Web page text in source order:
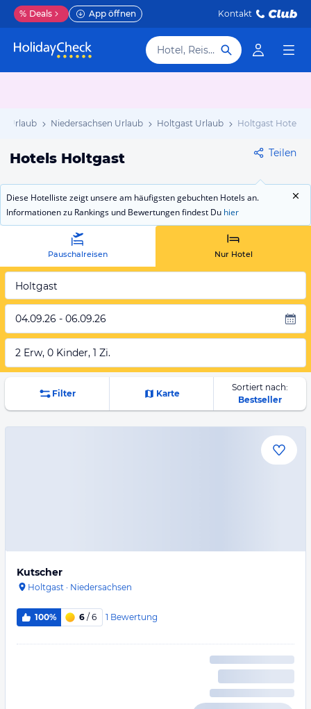
% Deals App öffnen Kontakt
Hotel, Reiseziel
Urlaub Niedersachsen Urlaub Holtgast Urlaub Holtgast Hotels
Hotels Holtgast Teilen
Diese Hotelliste zeigt unsere am häufigsten gebuchten Hotels an.
Informationen zu Rankings und Bewertungen findest Du hier
Pauschalreisen Nur Hotel
Holtgast
04.09.26 - 06.09.26
2 Erw, 0 Kinder, 1 Zi.
Filter Karte
Sortiert nach:
Bestseller
Kutscher
Holtgast · Niedersachsen
100% 6 / 6 1 Bewertung